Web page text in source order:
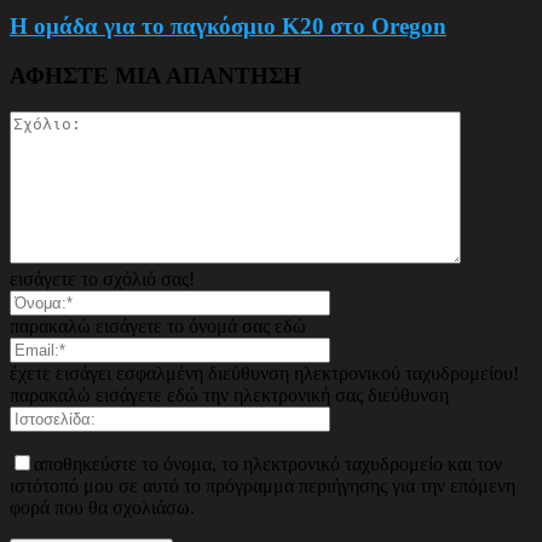
Η ομάδα για το παγκόσμιο Κ20 στο Oregon
ΑΦΗΣΤΕ ΜΙΑ ΑΠΑΝΤΗΣΗ
εισάγετε το σχόλιό σας!
παρακαλώ εισάγετε το όνομά σας εδώ
έχετε εισάγει εσφαλμένη διεύθυνση ηλεκτρονικού ταχυδρομείου!
παρακαλώ εισάγετε εδώ την ηλεκτρονική σας διεύθυνση
αποθηκεύστε το όνομα, το ηλεκτρονικό ταχυδρομείο και τον
ιστότοπό μου σε αυτό το πρόγραμμα περιήγησης για την επόμενη
φορά που θα σχολιάσω.